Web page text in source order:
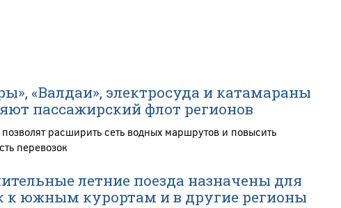
«Валдаи», электросуда и катамараны
пассажирский флот регионов
расширить сеть водных маршрутов и повысить
перевозок
летние поезда назначены для
к южным курортам и в другие регионы